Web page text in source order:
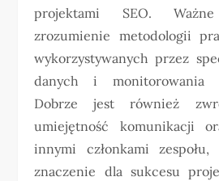
projektami SEO.
zrozumienie metodologii
wykorzystywanych przez
danych i monitorowania
Dobrze jest również
umiejętność komunikacji
innymi członkami
znaczenie dla sukcesu